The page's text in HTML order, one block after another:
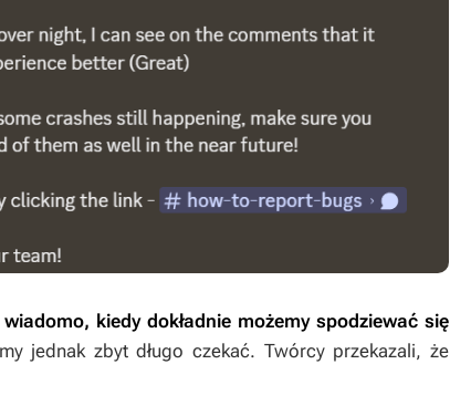
kiedy dokładnie możemy spodziewać się
jednak zbyt długo czekać. Twórcy przekazali, że